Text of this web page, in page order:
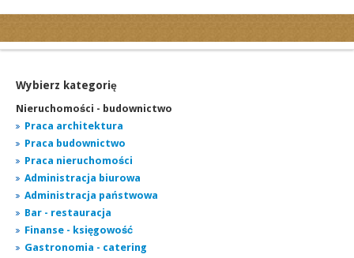
Ogłoszenia motoryzacyjne
Ogłoszenia nieruchomości
Ogłoszenia praca
Ogłoszenia turystyka
Regiony
miasta...
Wybierz kategorię
Nieruchomości - budownictwo
Praca architektura
Praca budownictwo
Praca nieruchomości
Administracja biurowa
Administracja państwowa
Bar - restauracja
Finanse - księgowość
Gastronomia - catering